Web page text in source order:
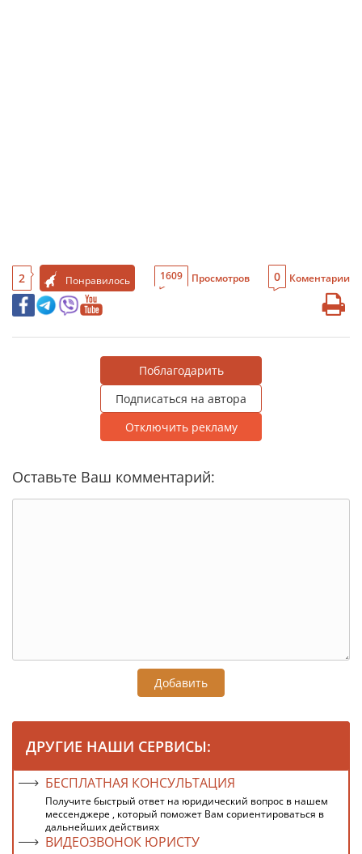
2 Понравилось 1609 Просмотров 0 Коментарии
Поблагодарить
Подписаться на автора
Отключить рекламу
Оставьте Ваш комментарий:
Добавить
ДРУГИЕ НАШИ СЕРВИСЫ:
БЕСПЛАТНАЯ КОНСУЛЬТАЦИЯ
Получите быстрый ответ на юридический вопрос в нашем
мессенджере , который поможет Вам сориентироваться в
дальнейших действиях
ВИДЕОЗВОНОК ЮРИСТУ